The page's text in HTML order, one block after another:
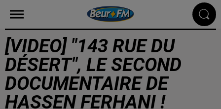
[VIDEO] "143 RUE DU
DÉSERT", LE SECOND
DOCUMENTAIRE DE
HASSEN FERHANI !